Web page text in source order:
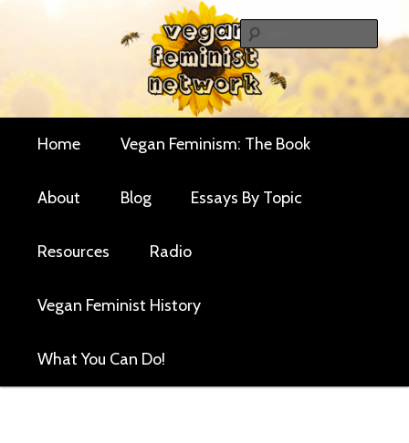
content
contentVegan Feminist
Network
Critical essays and resources for vegan women and
Home Vegan Feminism: The Book
About Blog Essays By Topic
Resources Radio
Vegan Feminist History
What You Can Do!